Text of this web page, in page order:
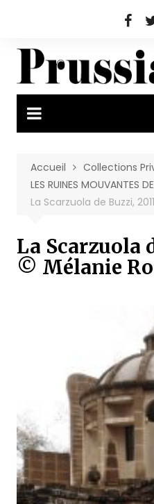
Accueil
Collections
LES RUINES MOUVANTES
La Scarzuola de Buzzi,
La Scarzuola
© Mélanie